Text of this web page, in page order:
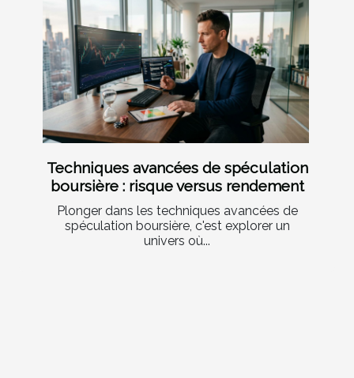
Techniques avancées de spéculation
boursière : risque versus rendement
Plonger dans les techniques avancées de
spéculation boursière, c'est explorer un
univers où...